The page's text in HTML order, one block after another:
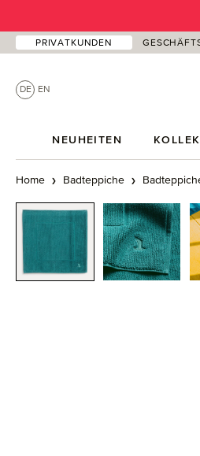
PRIVATKUNDEN
DE EN
NEUHEITEN
Home Badteppiche
Bildergalerie überspringen